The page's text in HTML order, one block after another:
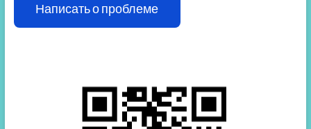
Написать о проблеме